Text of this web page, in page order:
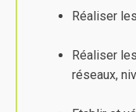
Réaliser
Réaliser
réseaux,